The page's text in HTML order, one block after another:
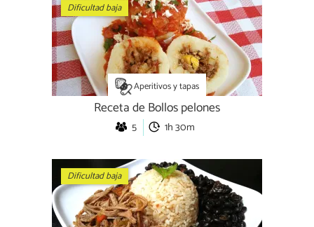
Dificultad baja
Aperitivos y tapas
Receta de Bollos pelones
5 1h 30m
Dificultad baja